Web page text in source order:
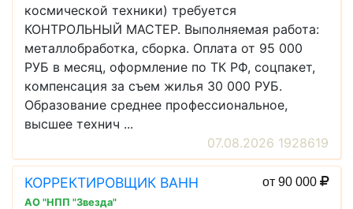
космической техники) требуется
КОНТРОЛЬНЫЙ МАСТЕР. Выполняемая работа:
металлобработка, сборка. Оплата от 95 000
РУБ в месяц, оформление по ТК РФ, соцпакет,
компенсация за съем жилья 30 000 РУБ.
Образование среднее профессиональное,
высшее технич ...
07.08.2026 1928619
КОРРЕКТИРОВЩИК ВАНН от 90 000
АО "НПП "Звезда"